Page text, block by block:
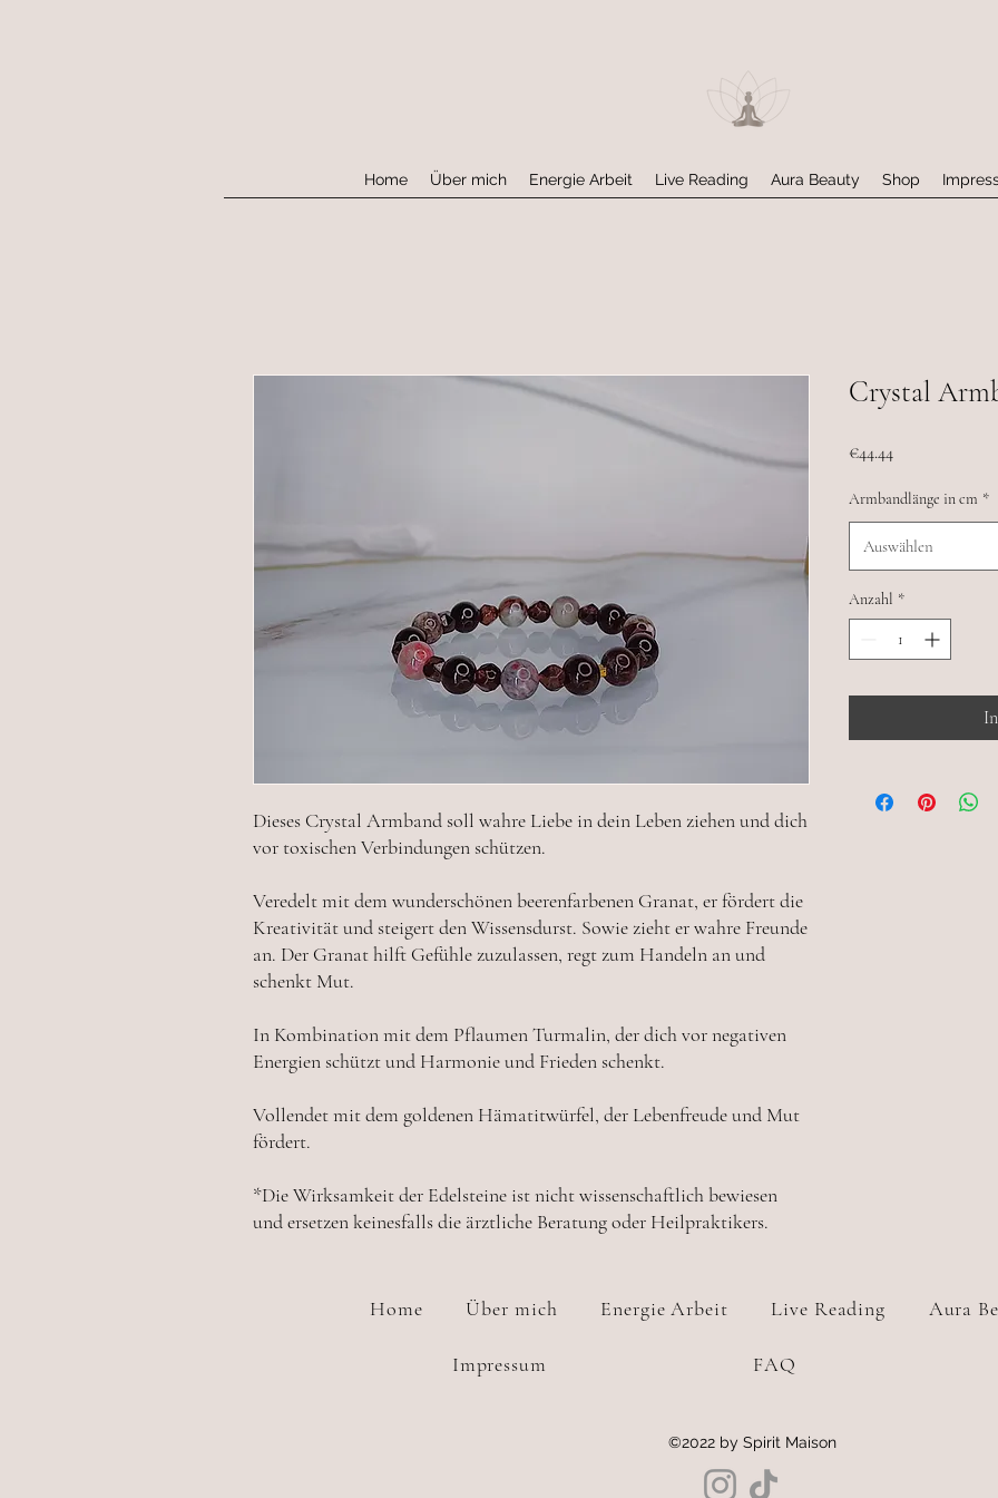
Home Über mich Energie Arbeit Live Reading Aura Beauty Shop
Dieses Crystal Armband soll wahre Liebe in dein Leben ziehen und dich
vor toxischen Verbindungen schützen.
Veredelt mit dem wunderschönen beerenfarbenen Granat, er fördert die
Kreativität und steigert den Wissensdurst. Sowie zieht er wahre Freunde
an. Der Granat hilft Gefühle zuzulassen, regt zum Handeln an und
schenkt Mut.
In Kombination mit dem Pflaumen Turmalin, der dich vor negativen
Energien schützt und Harmonie und Frieden schenkt.
Vollendet mit dem goldenen Hämatitwürfel, der Lebenfreude und Mut
fördert.
*Die Wirksamkeit der Edelsteine ist nicht wissenschaftlich bewiesen
und ersetzen keinesfalls die ärztliche Beratung oder Heilpraktikers.
Crystal
€44.44Preis
Armbandlänge in cm *
Auswählen
Anzahl *
Home Über mich Energie Arbeit Live Reading Aura
Impressum FAQ
©2022 by Spirit Maison